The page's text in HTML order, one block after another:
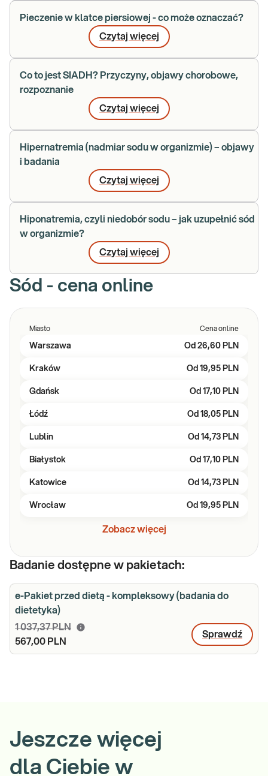
Pieczenie w klatce piersiowej - co może oznaczać?
Czytaj więcej
Co to jest SIADH? Przyczyny, objawy chorobowe,
rozpoznanie
Czytaj więcej
Hipernatremia (nadmiar sodu w organizmie) – objawy
i badania
Czytaj więcej
Hiponatremia, czyli niedobór sodu – jak uzupełnić sód
w organizmie?
Czytaj więcej
Sód - cena online
Miasto Cena online
Warszawa Od 26,60 PLN
Kraków Od 19,95 PLN
Gdańsk Od 17,10 PLN
Łódź Od 18,05 PLN
Lublin Od 14,73 PLN
Białystok Od 17,10 PLN
Katowice Od 14,73 PLN
Wrocław Od 19,95 PLN
Zobacz więcej
Badanie dostępne w pakietach:
e-Pakiet przed dietą - kompleksowy (badania do
dietetyka)
1 037,37 PLN
567,00 PLN
Sprawdź
Jeszcze więcej
dla Ciebie w